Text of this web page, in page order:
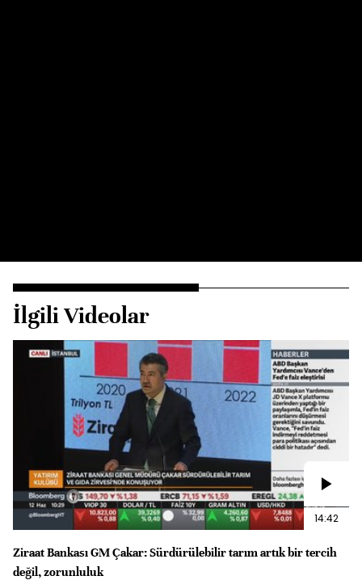
İlgili Videolar
14:42
Ziraat Bankası GM Çakar: Sürdürülebilir tarım artık bir tercih
değil, zorunluluk